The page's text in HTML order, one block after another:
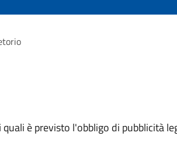
è previsto l'obbligo di pubblicità